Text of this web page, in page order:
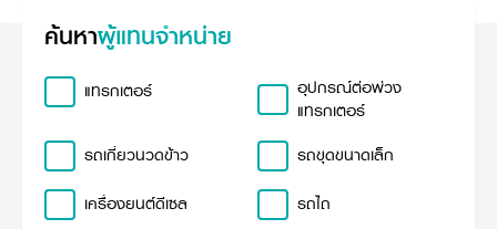
ประเทศคู่ค้า
การพัฒนาชุมชน และสังคม
การศึกษา และเยาวชน
สิ่งแวดล้อมความปลอดภัยและอาชีวอนามัย
คูโบต้าร่วมมือ
เกษตรร่วมใจ
โครงการ
เอกสารดาวน์โหลด
KAS เกษตรครบวงจร
คูโบต้าฟาร์ม
คูโบต้าแฟมิลี่
ภาษา
ค้นหาผู้แทนจำหน่าย
แทรกเตอร์
อุปกรณ์ต่อพ่วง
แทรกเตอร์
รถเกี่ยวนวดข้าว
รถขุดขนาดเล็ก
เครื่องยนต์ดีเซล
รถไถ